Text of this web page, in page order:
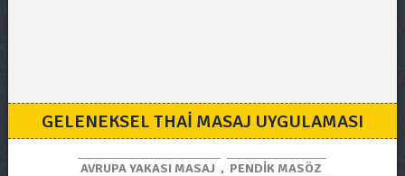
GELENEKSEL THAI MASAJ UYGULAMASI
AVRUPA YAKASI MASAJ , PENDIK MASÖZ